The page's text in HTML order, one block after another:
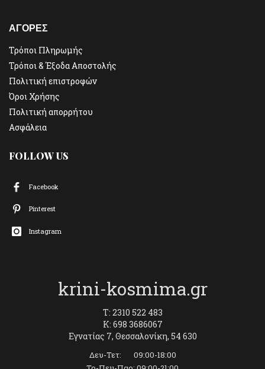
ΑΓΟΡΕΣ
Τρόποι Πληρωμής
Τρόποι & Έξοδα Αποστολής
Πολιτική επιστροφών
Όροι Χρήσης
Πολιτική απορρήτου
Ασφάλεια
FOLLOW US
Facebook
Pinterest
Instagram
krini-kosmima.gr
T: 2310 522 483
K: 698 3686067
Εγνατίας 7, Θεσσαλονίκη, 54 630
Δευ-Τετ: 09:00-18:00